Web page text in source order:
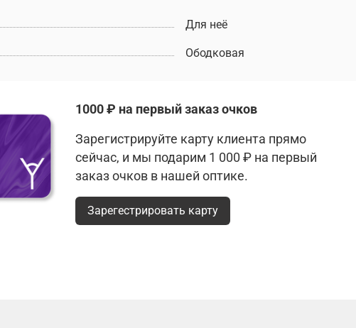
Для неё
Ободковая
1000 ₽ на первый заказ очков
Зарегистрируйте карту клиента прямо
сейчас, и мы подарим 1 000 ₽ на первый
заказ очков в нашей оптике.
Зарегестрировать карту